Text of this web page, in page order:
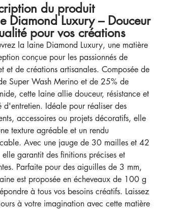
du produit
Diamond Luxury – Douceur
pour vos créations
la laine Diamond Luxury, une matière
conçue pour les passionnés de
et de créations artisanales. Composée de
Super Wash Merino et de 25% de
cette laine allie douceur, résistance et
d'entretien. Idéale pour réaliser des
accessoires ou projets décoratifs, elle
texture agréable et un rendu
Avec une jauge de 30 mailles et 42
elle garantit des finitions précises et
Parfaite pour des aiguilles de 3 mm,
est proposée en écheveaux de 100 g
à tous vos besoins créatifs. Laissez
à votre imagination avec cette matière